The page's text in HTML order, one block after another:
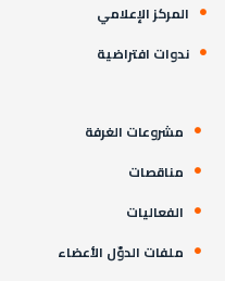
المركز الإعلامي
ندوات افتراضية
مشروعات الغرفة
مناقصات
الفعاليات
ملفات الدوّل الأعضاء